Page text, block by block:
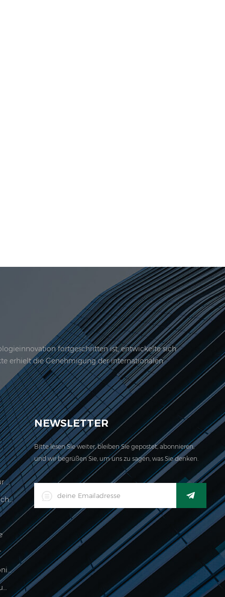
fortgeschritten ist, entwickelte sich
erhielt die Genehmigung der internationalen
für unser Unternehmen befindet sich hier. 2006
Preisberechnungswaage Legal Für Den Handel
LED-Digital-Industrieller Wasserdichter Waage-Indikator
Lebensmittelverarbeitung Elektronische Wägeanzeige
500g Elektronische Palmskala Zum Wiegen Von Schmuck
NEWSLETTER
Bitte lesen Sie weiter, bleiben Sie gepostet, abonnieren,
und wir begrüßen Sie, um uns zu sagen, was Sie denken.